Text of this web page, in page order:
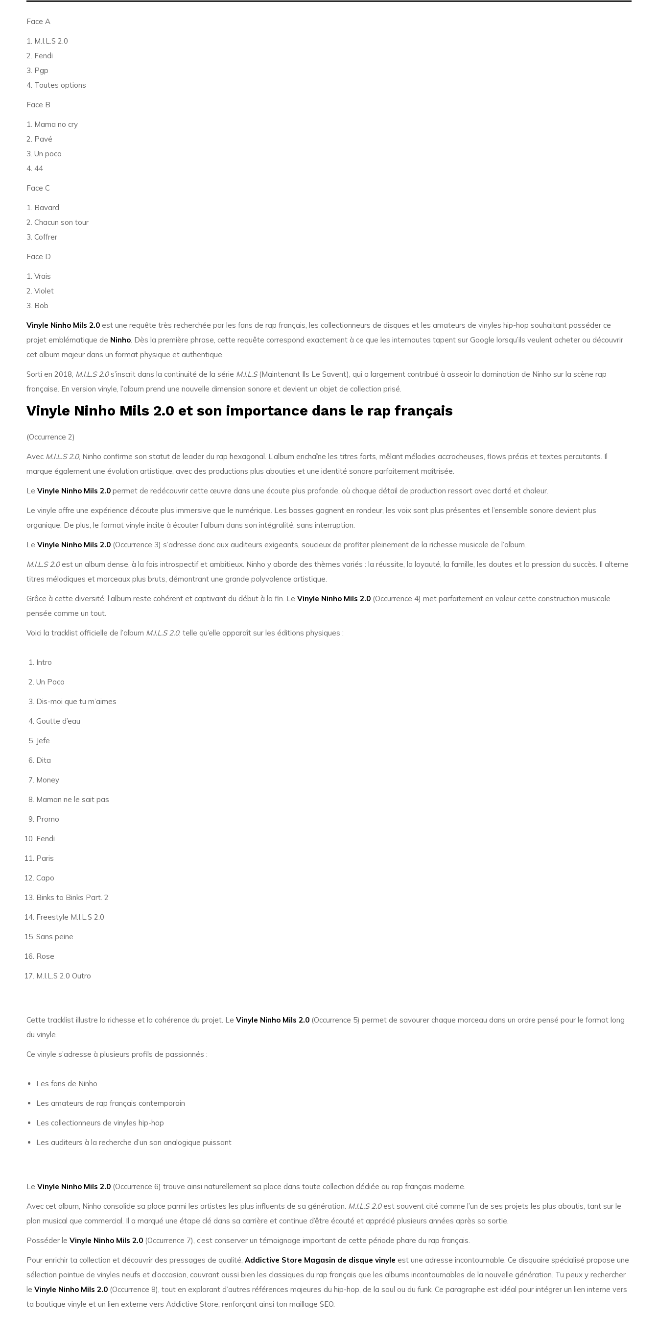
Face A
1. M.I.L.S 2.0
2. Fendi
3. Pgp
4. Toutes options
Face B
1. Mama no cry
2. Pavé
3. Un poco
4. 44
Face C
1. Bavard
2. Chacun son tour
3. Coffrer
Face D
1. Vrais
2. Violet
3. Bob
Vinyle Ninho Mils 2.0est une requête très recherchée par les fans de rap français, les collectionneurs de disques et les amateurs de vinyles hip-hop souhaitant posséder ce
projet emblématique de Ninho. Dès la première phrase, cette requête correspond exactement à ce que les internautes tapent sur Google lorsqu’ils veulent acheter ou découvrir
cet album majeur dans un format physique et authentique.
Sorti en 2018, M.I.L.S 2.0s’inscrit dans la continuité de la série M.I.L.S(Maintenant Ils Le Savent), qui a largement contribué à asseoir la domination de Ninho sur la scène rap
française. En version vinyle, l’album prend une nouvelle dimension sonore et devient un objet de collection prisé.
Vinyle Ninho Mils 2.0 et son importance dans le rap français
(Occurrence 2)
Avec M.I.L.S 2.0, Ninho confirme son statut de leader du rap hexagonal. L’album enchaîne les titres forts, mêlant mélodies accrocheuses, flows précis et textes percutants. Il
marque également une évolution artistique, avec des productions plus abouties et une identité sonore parfaitement maîtrisée.
Le Vinyle Ninho Mils 2.0permet de redécouvrir cette œuvre dans une écoute plus profonde, où chaque détail de production ressort avec clarté et chaleur.
Le vinyle offre une expérience d’écoute plus immersive que le numérique. Les basses gagnent en rondeur, les voix sont plus présentes et l’ensemble sonore devient plus
organique. De plus, le format vinyle incite à écouter l’album dans son intégralité, sans interruption.
Le Vinyle Ninho Mils 2.0(Occurrence 3) s’adresse donc aux auditeurs exigeants, soucieux de profiter pleinement de la richesse musicale de l’album.
M.I.L.S 2.0est un album dense, à la fois introspectif et ambitieux. Ninho y aborde des thèmes variés : la réussite, la loyauté, la famille, les doutes et la pression du succès. Il alterne
titres mélodiques et morceaux plus bruts, démontrant une grande polyvalence artistique.
Grâce à cette diversité, l’album reste cohérent et captivant du début à la fin. Le Vinyle Ninho Mils 2.0(Occurrence 4) met parfaitement en valeur cette construction musicale
pensée comme un tout.
Voici la tracklist officielle de l’album M.I.L.S 2.0, telle qu’elle apparaît sur les éditions physiques :
Intro
Un Poco
Dis-moi que tu m’aimes
Goutte d’eau
Jefe
Dita
Money
Maman ne le sait pas
Promo
Fendi
Paris
Capo
Binks to Binks Part. 2
Freestyle M.I.L.S 2.0
Sans peine
Rose
M.I.L.S 2.0 Outro
Cette tracklist illustre la richesse et la cohérence du projet. Le Vinyle Ninho Mils 2.0(Occurrence 5) permet de savourer chaque morceau dans un ordre pensé pour le format long
du vinyle.
Ce vinyle s’adresse à plusieurs profils de passionnés :
Les fans de Ninho
Les amateurs de rap français contemporain
Les collectionneurs de vinyles hip-hop
Les auditeurs à la recherche d’un son analogique puissant
Le Vinyle Ninho Mils 2.0(Occurrence 6) trouve ainsi naturellement sa place dans toute collection dédiée au rap français moderne.
Avec cet album, Ninho consolide sa place parmi les artistes les plus influents de sa génération. M.I.L.S 2.0est souvent cité comme l’un de ses projets les plus aboutis, tant sur le
plan musical que commercial. Il a marqué une étape clé dans sa carrière et continue d’être écouté et apprécié plusieurs années après sa sortie.
Posséder le Vinyle Ninho Mils 2.0(Occurrence 7), c’est conserver un témoignage important de cette période phare du rap français.
Pour enrichir ta collection et découvrir des pressages de qualité, Addictive Store Magasin de disque vinyle est une adresse incontournable. Ce disquaire spécialisé propose une
sélection pointue de vinyles neufs et d’occasion, couvrant aussi bien les classiques du rap français que les albums incontournables de la nouvelle génération. Tu peux y rechercher
le Vinyle Ninho Mils 2.0(Occurrence 8), tout en explorant d’autres références majeures du hip-hop, de la soul ou du funk. Ce paragraphe est idéal pour intégrer un lien interne vers
ta boutique vinyle et un lien externe vers Addictive Store, renforçant ainsi ton maillage SEO.